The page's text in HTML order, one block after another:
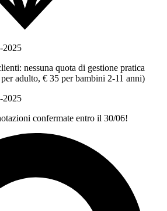
2025
nessuna quota di gestione pratica
adulto, € 35 per bambini 2-11 anni)
2025
confermate entro il 30/06!